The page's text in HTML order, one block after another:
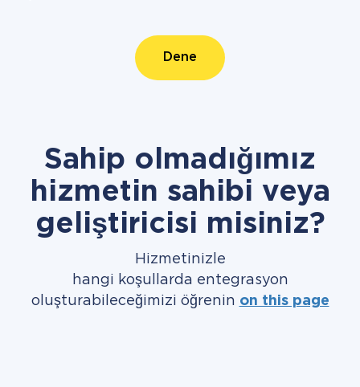
Dene
Sahip olmadığımız
hizmetin sahibi veya
geliştiricisi misiniz?
Hizmetinizle
hangi koşullarda entegrasyon
oluşturabileceğimizi öğrenin on this page